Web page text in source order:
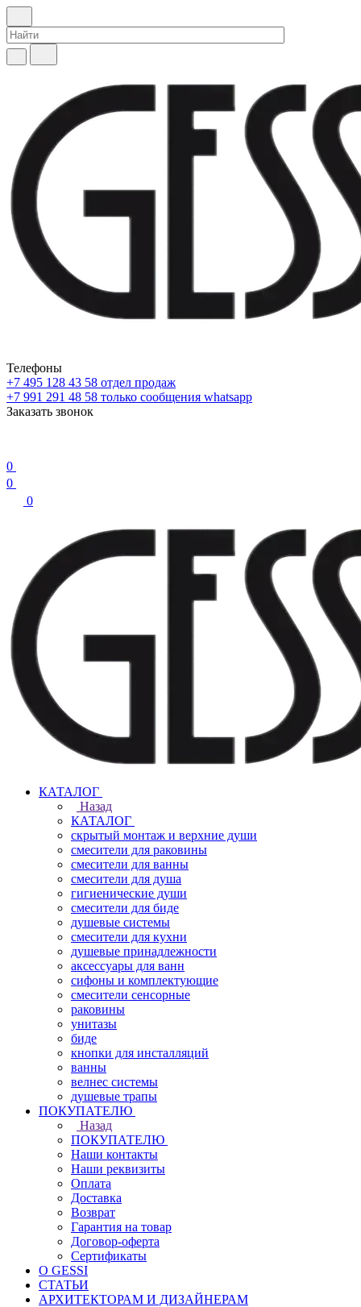
Телефоны
+7 495 128 43 58 отдел продаж
+7 991 291 48 58 только сообщения whatsapp
Заказать звонок
0
0
0
КАТАЛОГ
Назад
КАТАЛОГ
скрытый монтаж и верхние души
смесители для раковины
смесители для ванны
смесители для душа
гигиенические души
смесители для биде
душевые системы
смесители для кухни
душевые принадлежности
аксессуары для ванн
сифоны и комплектующие
смесители сенсорные
раковины
унитазы
биде
кнопки для инсталляций
ванны
велнес системы
душевые трапы
ПОКУПАТЕЛЮ
Назад
ПОКУПАТЕЛЮ
Наши контакты
Наши реквизиты
Оплата
Доставка
Возврат
Гарантия на товар
Договор-оферта
Сертификаты
О GESSI
СТАТЬИ
АРХИТЕКТОРАМ И ДИЗАЙНЕРАМ